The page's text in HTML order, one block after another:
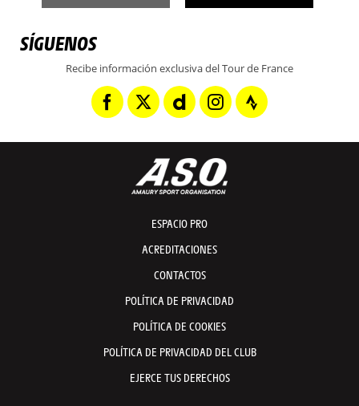
SÍGUENOS
Recibe información exclusiva del Tour de France
ESPACIO PRO
ACREDITACIONES
CONTACTOS
POLÍTICA DE PRIVACIDAD
POLÍTICA DE COOKIES
POLÍTICA DE PRIVACIDAD DEL CLUB
EJERCE TUS DERECHOS